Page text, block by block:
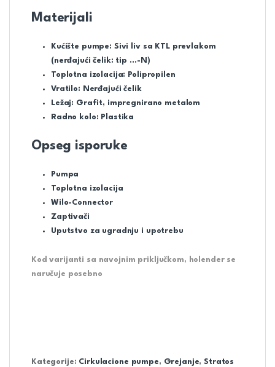
Materijali
Kućište pumpe: Sivi liv sa KTL prevlakom
(nerđajući čelik: tip …-N)
Toplotna izolacija: Polipropilen
Vratilo: Nerđajući čelik
Ležaj: Grafit, impregnirano metalom
Radno kolo: Plastika
Opseg isporuke
Pumpa
Toplotna izolacija
Wilo-Connector
Zaptivači
Uputstvo za ugradnju i upotrebu
Kod varijanti sa navojnim priključkom, holender se
naručuje posebno
Kategorije: Cirkulacione pumpe, Grejanje,Stratos